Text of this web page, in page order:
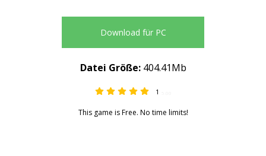
Download für PC
1
This game is Free. No time limits!
Datei Größe:404.41Mb